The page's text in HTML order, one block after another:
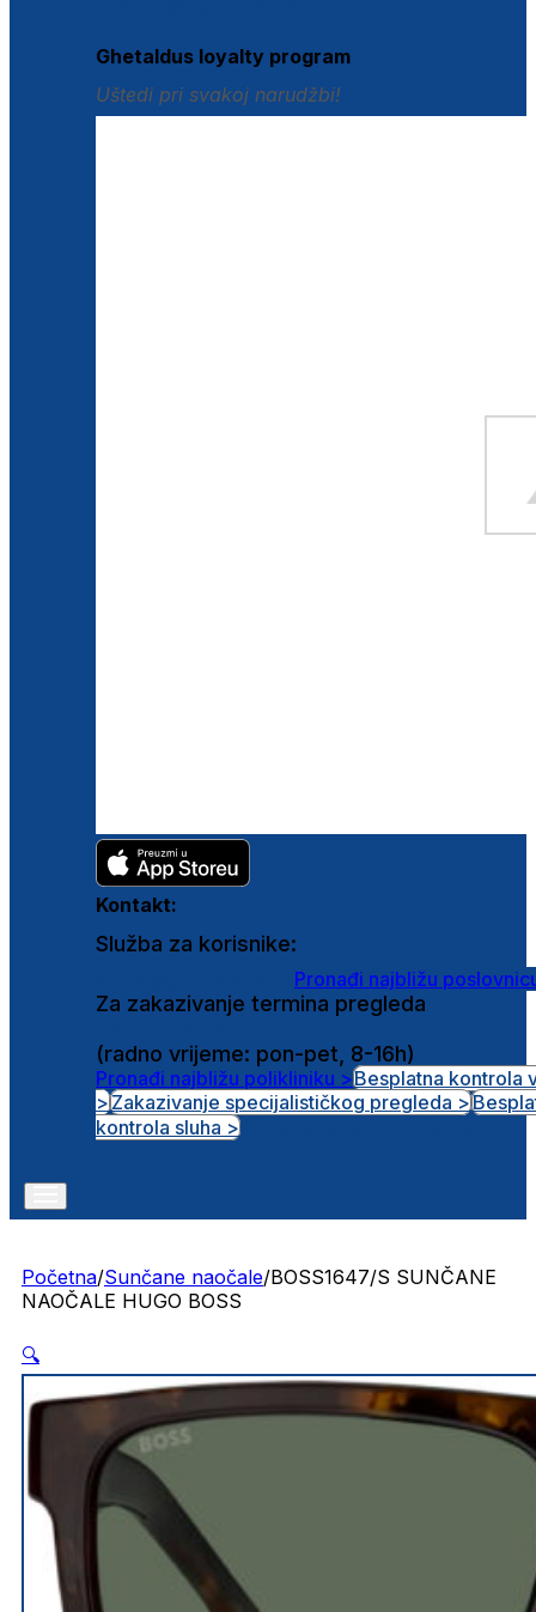
Ghetaldus loyalty program
Uštedi pri svakoj narudžbi!
Kontakt:
Služba za korisnike:
Pronađi najbližu
Za zakazivanje termina pregleda
(radno vrijeme: pon-pet, 8-16h)
Pronađi najbližu polikliniku >Besplatna kontrola
>Zakazivanje specijalističkog pregleda >
kontrola sluha >
Početna/Sunčane naočale/BOSS1647/S SUNČANE
NAOČALE HUGO BOSS
🔍